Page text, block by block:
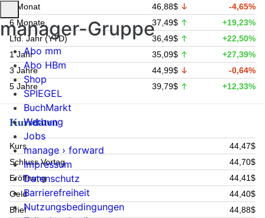
1 Monat
46,88$
-4,65%
6 Monate
37,49$
+19,23%
Lfd. Jahr (YTD)
36,49$
+22,50%
1 Jahr
35,09$
+27,39%
3 Jahre
44,99$
-0,64%
5 Jahre
39,79$ +12,33%
Kursdaten
Kurs
44,47$
Schluss Vortag
44,70$
Eröffnung
44,41$
Geld
44,40$
Brief
44,88$
manager-Gruppe
Abo mm
Abo HBm
Shop
SPIEGEL
BuchMarkt
Werbung
Jobs
manage › forward
Impressum
Datenschutz
Barrierefreiheit
Nutzungsbedingungen